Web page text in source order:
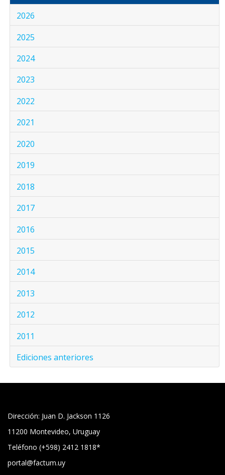
2026
2025
2024
2023
2022
2021
2020
2019
2018
2017
2016
2015
2014
2013
2012
2011
Ediciones anteriores
Dirección: Juan D. Jackson 1126
11200 Montevideo, Uruguay
Teléfono (+598) 2412 1818*
portal@factum.uy